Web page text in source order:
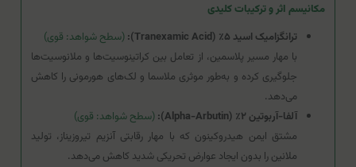
مکانیسم اثر و ترکیبات کلیدی
ترانگزامیک اسید ۵٪ (Tranexamic Acid):
(سطح شواهد: قوی)
با مهار مسیر پلاسمین، از تعامل بین کراتینوسیت‌ها و ملانوسیت‌ها
جلوگیری کرده و به‌طور موثری ملاسما و لک‌های هورمونی را کاهش
می‌دهد.
آلفا-آربوتین ۲٪ (Alpha-Arbutin):
(سطح شواهد: قوی)
مشتق ایمن هیدروکینون که با مهار رقابتی آنزیم تیروزیناز، تولید
ملانین را بدون ایجاد عوارض تحریکی شدید کاهش می‌دهد.